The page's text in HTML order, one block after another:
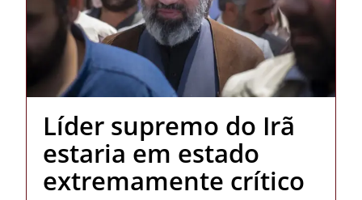
Líder supremo do Irã
estaria em estado
extremamente crítico